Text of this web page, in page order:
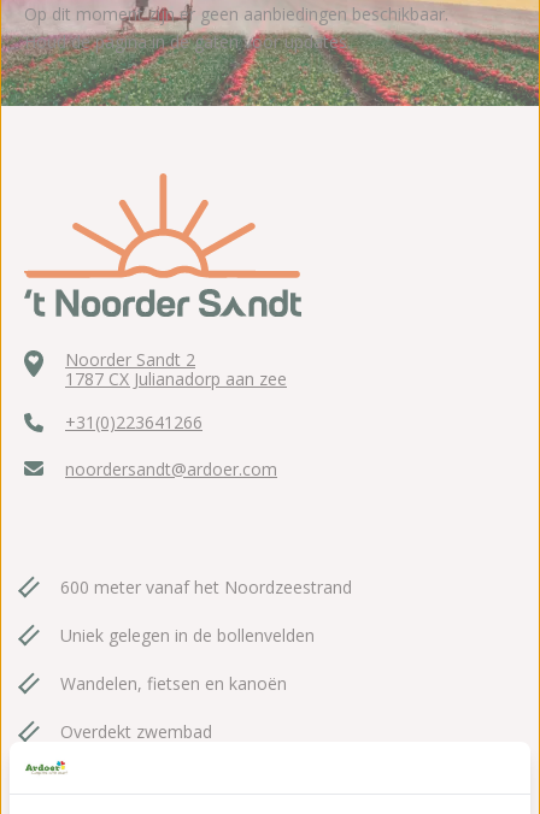
Op dit moment zijn er geen aanbiedingen beschikbaar.
Houd de pagina in de gaten voor updates.
Noorder Sandt 2
1787 CX Julianadorp aan zee
+31(0)223641266
noordersandt@ardoer.com
600 meter vanaf het Noordzeestrand
Uniek gelegen in de bollenvelden
Wandelen, fietsen en kanoën
Overdekt zwembad
Ruim aanbod